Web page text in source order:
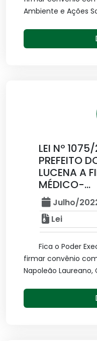
Ambiente e Ações
LEI Nº
PREFEITO
LUCENA A
MÉDICO-...
Julho/
Lei
Fica o Poder
firmar convênio
Napoleão Laureano,